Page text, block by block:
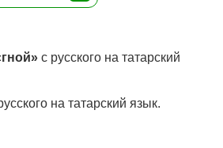
с русского на татарский
на татарский язык.